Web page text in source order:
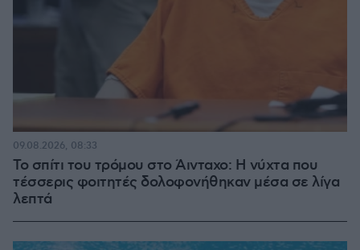
Το σπίτι του τρόμου στο Άινταχο: Η νύχτα που
τέσσερις φοιτητές δολοφονήθηκαν μέσα σε λίγα
λεπτά
09.08.2026, 08:33